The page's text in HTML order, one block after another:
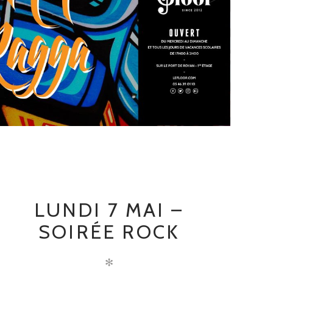
LUNDI 7 MAI –
SOIRÉE ROCK
✻